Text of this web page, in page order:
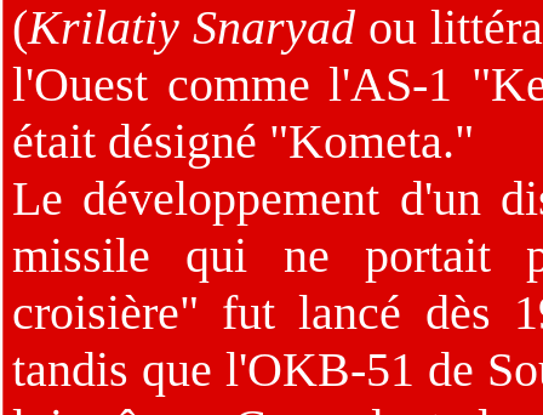
(Krilatiy Snaryadou
l'Ouest comme l'AS-1
était désigné "Kometa."
Le développement d'un
missile qui ne portait
croisière" fut lancé dès
tandis que l'OKB-51 de